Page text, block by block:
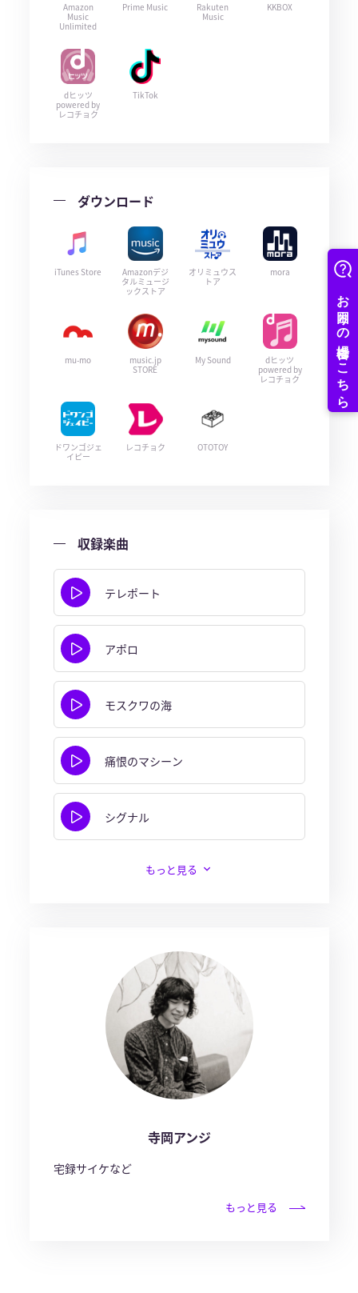
Amazon
Music
Unlimited
Prime Music
Rakuten
Music
KKBOX
dヒッツ
powered by
レコチョク
TikTok
ダウンロード
iTunes Store
Amazonデジ
タルミュージ
ックストア
オリミュウス
トア
mora
mu-mo
music.jp
STORE
My Sound
dヒッツ
powered by
レコチョク
ドワンゴジェ
イピー
レコチョク OTOTOY
収録楽曲
テレポート
アポロ
モスクワの海
痛恨のマシーン
シグナル
もっと見る
寺岡アンジ
宅録サイケなど
もっと見る